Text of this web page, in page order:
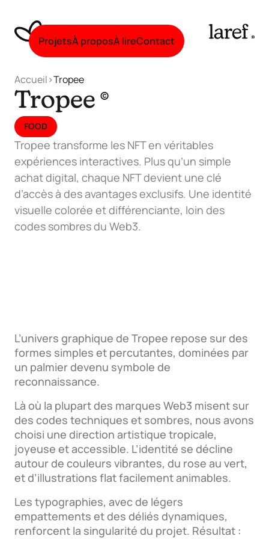
ProjetsÀ proposÀ lireContact
Accueil>Tropee
Tropee ©
FOOD
Tropee transforme les NFT en véritables
expériences interactives. Plus qu’un simple
achat digital, chaque NFT devient une clé
d’accès à des avantages exclusifs. Une identité
visuelle colorée et différenciante, loin des
codes sombres du Web3.
L’univers graphique de Tropee repose sur des
formes simples et percutantes, dominées par
un palmier devenu symbole de
reconnaissance.
Là où la plupart des marques Web3 misent sur
des codes techniques et sombres, nous avons
choisi une direction artistique tropicale,
joyeuse et accessible. L’identité se décline
autour de couleurs vibrantes, du rose au vert,
et d’illustrations flat facilement animables.
Les typographies, avec de légers
empattements et des déliés dynamiques,
renforcent la singularité du projet. Résultat :